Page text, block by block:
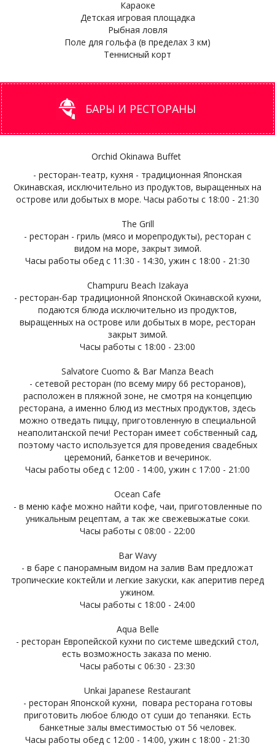
Караоке
Детская игровая площадка
Рыбная ловля
Поле для гольфа (в пределах 3 км)
Теннисный корт
БАРЫ И РЕСТОРАНЫ
Orchid Okinawa Buffet
- ресторан-театр, кухня - традиционная Японская
Окинавская, исключительно из продуктов, выращенных на
острове или добытых в море. Часы работы с 18:00 - 21:30
The Grill
- ресторан - гриль (мясо и морепродукты), ресторан с
видом на море, закрыт зимой.
Часы работы обед с 11:30 - 14:30, ужин с 18:00 - 21:30
Champuru Beach Izakaya
- ресторан-бар традиционной Японской Окинавской кухни,
подаются блюда исключительно из продуктов,
выращенных на острове или добытых в море, ресторан
закрыт зимой.
Часы работы с 18:00 - 23:00
Salvatore Cuomo & Bar Manza Beach
- сетевой ресторан (по всему миру 66 ресторанов),
расположен в пляжной зоне, не смотря на концепцию
ресторана, а именно блюд из местных продуктов, здесь
можно отведать пиццу, приготовленную в специальной
неаполитанской печи! Ресторан имеет собственный сад,
поэтому часто используется для проведения свадебных
церемоний, банкетов и вечеринок.
Часы работы обед с 12:00 - 14:00, ужин с 17:00 - 21:00
Ocean Cafe
- в меню кафе можно найти кофе, чаи, приготовленные по
уникальным рецептам, а так же свежевыжатые соки.
Часы работы с 08:00 - 22:00
Bar Wavy
- в баре с панорамным видом на залив Вам предложат
тропические коктейли и легкие закуски, как аперитив перед
ужином.
Часы работы с 18:00 - 24:00
Aqua Belle
- ресторан Европейской кухни по системе шведский стол,
есть возможность заказа по меню.
Часы работы с 06:30 - 23:30
Unkai Japanese Restaurant
- ресторан Японской кухни, повара ресторана готовы
приготовить любое блюдо от суши до тепаняки. Есть
банкетные залы вместимостью от 56 человек.
Часы работы обед с 12:00 - 14:00, ужин с 18:00 - 21:30